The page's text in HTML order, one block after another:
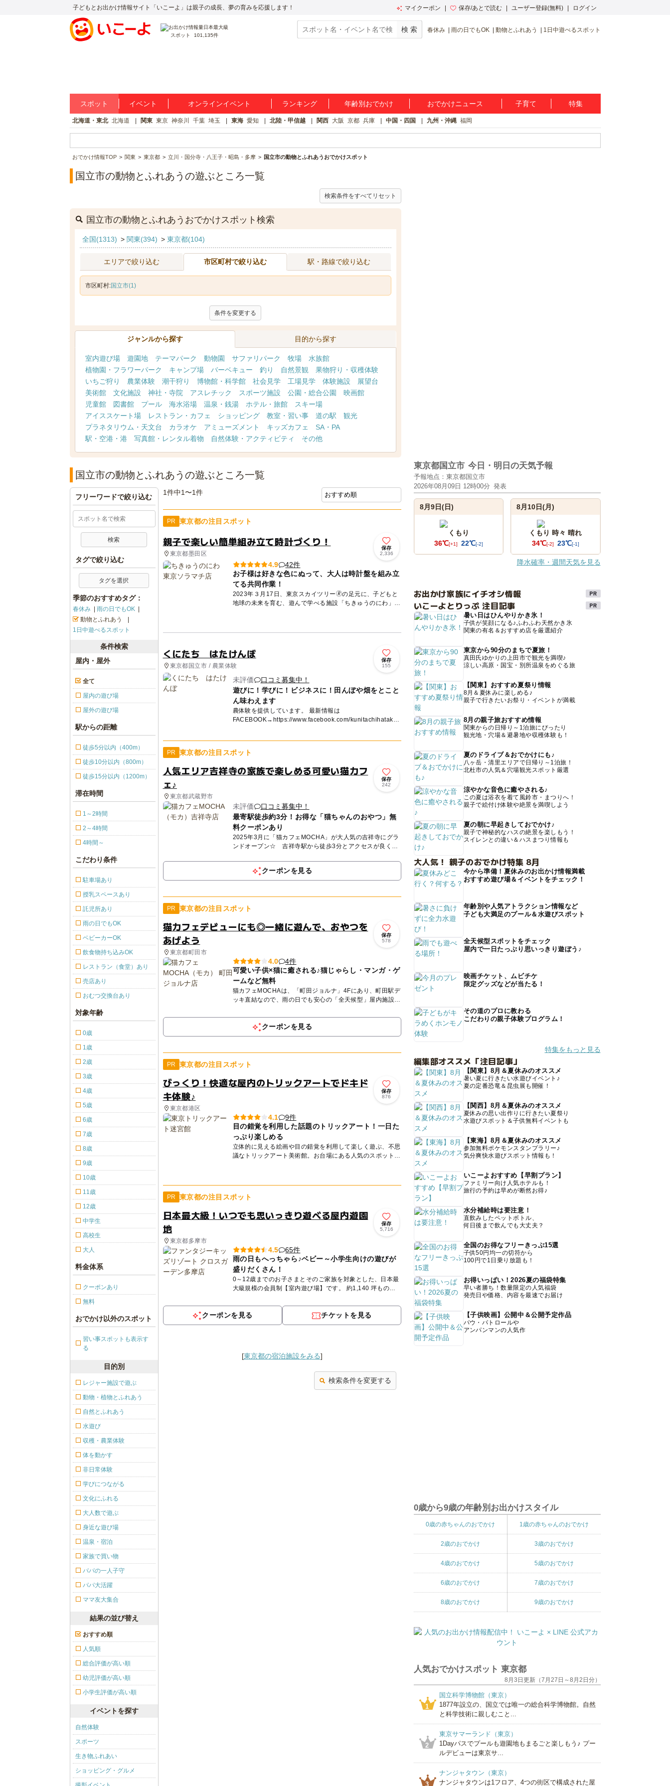
子どもとお出かけ情報サイト「いこーよ」は親子の成長、夢の育みを応援します！ マイクーポン 保存/あとで読む ユーザー登録(無料) ログイン
スポット 101,135件
春休み 雨の日でもOK 動物とふれあう 1日中遊べるスポット
スポット イベント オンラインイベント ランキング 年齢別おでかけ おでかけニュース 子育て 特集
北海道・東北 北海道 関東 東京 神奈川 千葉 埼玉 東海 愛知 北陸・甲信越 関西 大阪 京都 兵庫 中国・四国 九州・沖縄 福岡
おでかけ情報TOP 関東 東京都 立川・国分寺・八王子・昭島・多摩 国立市の動物とふれあうおでかけスポット
国立市の動物とふれあうの遊ぶところ一覧
検索条件をすべてリセット
国立市の動物とふれあうおでかけスポット検索
全国(1313) > 関東(394) > 東京都(104)
エリアで絞り込む 市区町村で絞り込む 駅・路線で絞り込む
市区町村:国立市(1)
条件を変更する
ジャンルから探す 目的から探す
室内遊び場 遊園地 テーマパーク 動物園 サファリパーク 牧場
水族館
植物園・フラワーパーク
キャンプ場 バーベキュー 釣り 自然景観
果物狩り・収穫体験
いちご狩り
農業体験 潮干狩り 博物館・科学館 社会見学 工場見学 体験施設
展望台
美術館
文化施設 神社・寺院 アスレチック スポーツ施設 公園・総合公園
映画館
児童館
図書館 プール 海水浴場 温泉・銭湯 ホテル・旅館
スキー場
アイススケート場
レストラン・カフェ ショッピング 教室・習い事 道の駅
観光
プラネタリウム・天文台
カラオケ アミューズメント キッズカフェ
SA・PA
駅・空港・港
写真館・レンタル着物 自然体験・アクティビティ その他
国立市の動物とふれあうの遊ぶところ一覧
1件中1〜1件
PR 東京都の注目スポット
親子で楽しい簡単組み立て時計づくり！
東京都墨田区
保存
2,336
4.9
42件
お子様は好きな色にぬって、大人は時計盤を組み立
てる共同作業！
2023年３月17日、東京スカイツリー🄬の足元に、子どもと
地球の未来を育む、遊んで学べる施設「ちきゅうのにわ」が
くにたち はたけんぼ
東京都国立市 / 農業体験
保存
155
未評価
口コミ募集中！
遊びに！学びに！ビジネスに！田んぼや畑をとこと
ん味わえます
農体験を提供しています。 最新情報は
FACEBOOK→https://www.facebook.com/kunitachihataken
PR 東京都の注目スポット
人気エリア吉祥寺の家族で楽しめる可愛い猫カフ
ェ♪
東京都武蔵野市
保存
242
未評価
口コミ募集中！
最寄駅徒歩約3分！お得な「猫ちゃんのおやつ」無
料クーポンあり
2025年3月に「猫カフェMOCHA」が大人気の吉祥寺にグラ
ンドオープン☆ 吉祥寺駅から徒歩3分とアクセスが良く、
クーポンを見る
PR 東京都の注目スポット
猫カフェデビューにも◎一緒に遊んで、おやつを
あげよう
東京都町田市
保存
578
4.0
4件
可愛い子供×猫に癒される♪猫じゃらし・マンガ・ゲ
ームなど無料
猫カフェMOCHAは、「町田ジョルナ」4Fにあり、町田駅デ
ッキ直結なので、雨の日でも安心の「全天候型」屋内施設で
クーポンを見る
PR 東京都の注目スポット
びっくり！快適な屋内のトリックアートでドキド
キ体験♪
東京都港区
保存
876
4.1
9件
目の錯覚を利用した話題のトリックアート！一日た
っぷり楽しめる
立体的に見える絵画や目の錯覚を利用して楽しく遊ぶ、不思
議なトリックアート美術館。お台場にある人気のスポット
PR 東京都の注目スポット
日本最大級！いつでも思いっきり遊べる屋内遊園
地
東京都多摩市
保存
5,716
4.5
65件
雨の日もへっちゃら♪ベビー～小学生向けの遊びが
盛りだくさん！
0～12歳までのお子さまとそのご家族を対象とした、日本最
大級規模の会員制【室内遊び場】です。 約1,140 坪もの広
や...
クーポンを見る チケットを見る
[東京都の宿泊施設をみる]
検索条件を変更する
フリーワードで絞り込む
タグで絞り込む
タグを選択
季節のおすすめタグ：
春休み
雨の日でもOK
動物とふれあう
1日中遊べるスポット
条件検索
屋内・屋外
全て
屋内の遊び場
屋外の遊び場
駅からの距離
徒歩5分以内（400m）
徒歩10分以内（800m）
徒歩15分以内（1200m）
滞在時間
1～2時間
2～4時間
4時間～
こだわり条件
駐車場あり
授乳スペースあり
託児所あり
雨の日でもOK
ベビーカーOK
飲食物持ち込みOK
レストラン（食堂）あり
売店あり
おむつ交換台あり
対象年齢
0歳
1歳
2歳
3歳
4歳
5歳
6歳
7歳
8歳
9歳
10歳
11歳
12歳
中学生
高校生
大人
料金体系
クーポンあり
無料
おでかけ以外のスポット
習い事スポットも表示す
る
目的別
レジャー施設で遊ぶ
動物・植物とふれあう
自然とふれあう
水遊び
収穫・農業体験
体を動かす
非日常体験
学びにつながる
文化にふれる
大人数で遊ぶ
身近な遊び場
温泉・宿泊
家族で買い物
パパの一人子守
パパ大活躍
ママ友大集合
結果の並び替え
おすすめ順
人気順
総合評価が高い順
幼児評価が高い順
小学生評価が高い順
イベントを探す
自然体験
スポーツ
生き物ふれあい
ショッピング・グルメ
東京都国立市 今日・明日の天気予報
予報地点：東京都国立市
2026年08月09日 12時00分 発表
8月9日(日)
くもり
36℃[+1] 22℃[-2]
8月10日(月)
くもり 時々 晴れ
34℃[-2] 23℃[-1]
降水確率・週間天気を見る
お出かけ家族にイチオシ情報
いこーよとりっぷ 注目記事
暑い日はひんやりかき氷！
子供が笑顔になる♪ふわふわ天然かき氷
関東の有名＆おすすめ店を厳選紹介
東京から90分のまちで夏旅！
真田氏ゆかりの上田市で観光を満喫♪
涼しい高原・国宝・別所温泉をめぐる旅
【関東】おすすめ夏祭り情報
8月＆夏休みに楽しめる♪
親子で行きたいお祭り・イベントが満載
8月の親子旅おすすめ情報
関東からの日帰り～1泊旅にぴったり
観光地・穴場＆避暑地や収穫体験も！
夏のドライブ＆おでかけにも♪
八ヶ岳・清里エリアで日帰り～1泊旅！
北杜市の人気＆穴場観光スポット厳選
涼やかな音色に癒やされる♪
この夏は浴衣を着て風鈴市・まつりへ！
親子で絵付け体験や絶景を満喫しよう
夏の朝に早起きしておでかけ♪
親子で神秘的なハスの絶景を楽しもう！
スイレンとの違い＆ハスまつり情報も
大人気！ 親子のおでかけ特集 8月
今から準備！夏休みのお出かけ情報満載
おすすめ遊び場＆イベントをチェック！
年齢別や人気アトラクション情報など
子ども大満足のプール＆水遊びスポット
全天候型スポットをチェック
屋内で一日たっぷり思いっきり遊ぼう♪
映画チケット、ムビチケ
限定グッズなどが当たる！
その道のプロに教わる
こだわりの親子体験プログラム！
特集をもっと見る
編集部オススメ「注目記事」
【関東】8月＆夏休みのオススメ
暑い夏に行きたい水遊びイベント♪
夏の定番恐竜＆昆虫展も開催！
【関西】8月＆夏休みのオススメ
夏休みの思い出作りに行きたい夏祭り
水遊びスポット＆子供無料イベントも
【東海】8月＆夏休みのオススメ
参加無料ポケモンスタンプラリー♪
気分爽快水遊びスポット情報も！
いこーよおすすめ【早割プラン】
ファミリー向け人気ホテルも！
旅行の予約は早めが断然お得♪
水分補給時は要注意！
直飲みしたペットボトル、
何日後まで飲んでも大丈夫？
全国のお得なフリーきっぷ15選
子供50円均一の切符から
100円で1日乗り放題も！
お得いっぱい！2026夏の福袋特集
早い者勝ち！数量限定の人気福袋
発売日や価格、内容を最速でお届け
【子供映画】公開中＆公開予定作品
パウ・パトロールや
アンパンマンの人気作
0歳から9歳の年齢別お出かけスタイル
0歳の赤ちゃんのおでかけ 1歳の赤ちゃんのおでかけ
2歳のおでかけ 3歳のおでかけ
4歳のおでかけ 5歳のおでかけ
6歳のおでかけ 7歳のおでかけ
8歳のおでかけ 9歳のおでかけ
人気おでかけスポット 東京都
8月3日更新（7月27日～8月2日分）
1
国立科学博物館（東京）
1877年設立の、国立では唯一の総合科学博物館。自然
と科学技術に親しむこと...
2
東京サマーランド（東京）
1Dayパスでプールも遊園地もまるごと楽しもう♪ プー
ルデビューは東京サ...
3
ナンジャタウン（東京）
ナンジャタウンは1フロア、4つの街区で構成された屋